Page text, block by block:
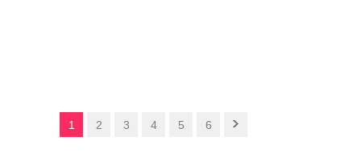
1 2 3 4 5 6